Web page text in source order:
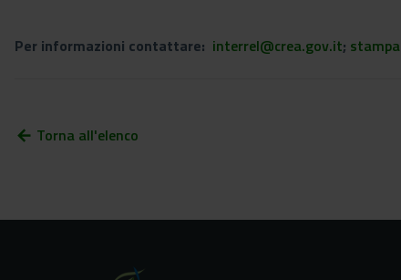
Per informazioni contattare: interrel@crea.gov.it;
arrow_back Torna all'elenco